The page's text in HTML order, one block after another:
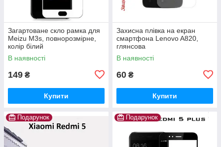
Загартоване скло рамка для
Meizu M3s, повнорозмірне,
колір білий
В наявності
149 ₴
Купити
Захисна плівка на екран
смартфона Lenovo A820,
глянсова
В наявності
60 ₴
Купити
Подарунок Подарунок